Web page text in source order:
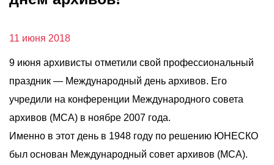
Акции
Реализованные проекты
Расчет
11 июня 2018
9 июня архивисты отметили свой профессиональный
праздник — Международный день архивов. Его
учредили на конференции Международного совета
архивов (МСА) в ноябре 2007 года.
Именно в этот день в 1948 году по решению ЮНЕСКО
был основан Международный совет архивов (МСА).